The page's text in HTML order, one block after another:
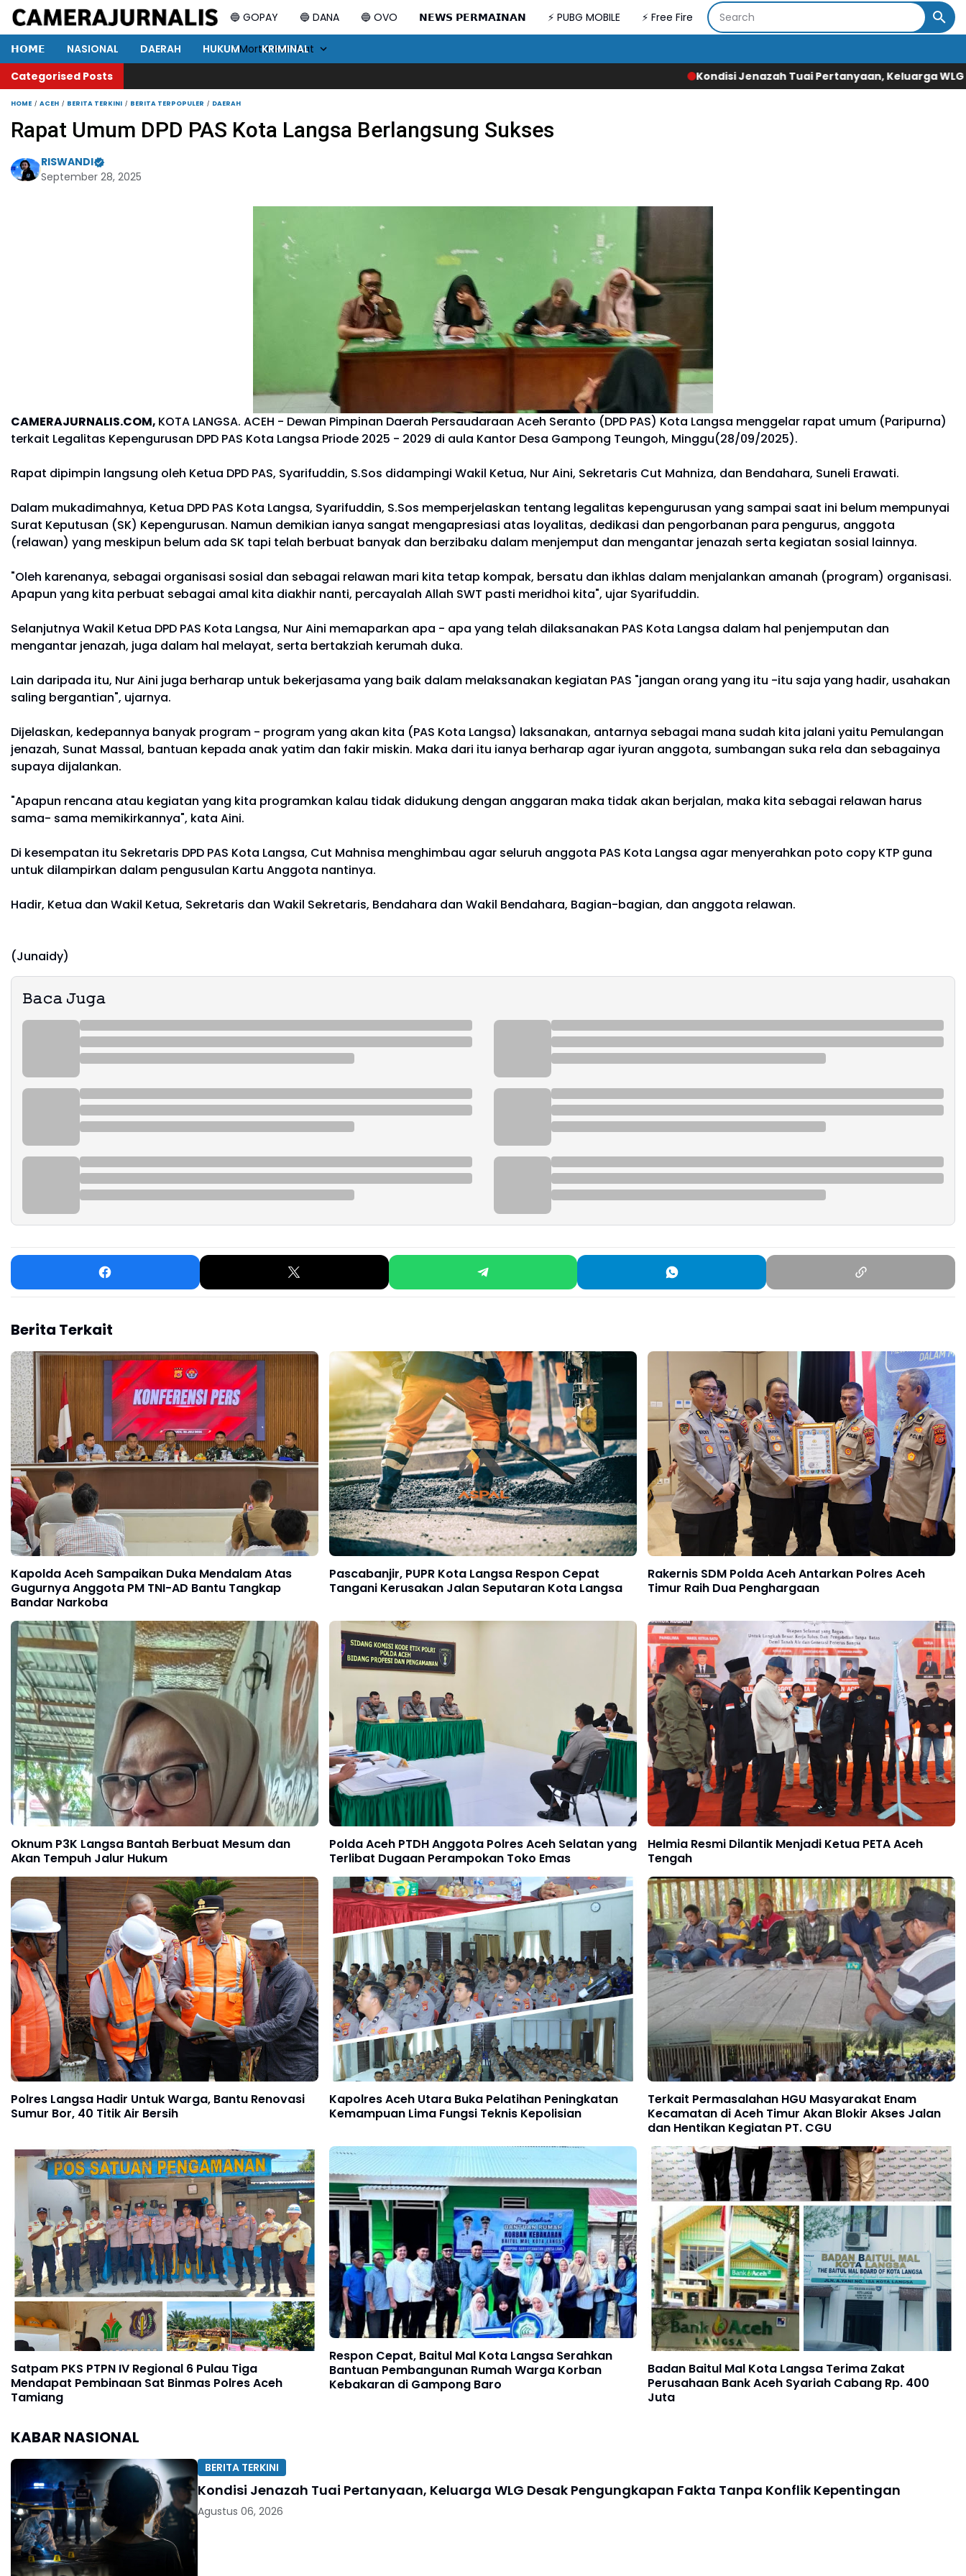
🔵 GOPAY 🔵 DANA 🔵 OVO 𝗡𝗘𝗪𝗦 𝗣𝗘𝗥𝗠𝗔𝗜𝗡𝗔𝗡 ⚡ PUBG MOBILE ⚡ Free Fire
⚡ Mortal Kombat
𝗛𝗢𝗠𝗘 NASIONAL DAERAH HUKUM
KRIMINAL
Categorised Posts
Kondisi Jenazah Tuai Pertanyaan, Keluarga WLG Desak Pengungkapan
HOME ACEH BERITA TERKINI BERITA TERPOPULER DAERAH
Rapat Umum DPD PAS Kota Langsa Berlangsung Sukses
RISWANDI
September 28, 2025
CAMERAJURNALIS.COM, KOTA LANGSA. ACEH - Dewan Pimpinan Daerah Persaudaraan Aceh Seranto (DPD PAS) Kota Langsa menggelar rapat umum (Paripurna)
terkait Legalitas Kepengurusan DPD PAS Kota Langsa Priode 2025 - 2029 di aula Kantor Desa Gampong Teungoh, Minggu(28/09/2025).
Rapat dipimpin langsung oleh Ketua DPD PAS, Syarifuddin, S.Sos didampingi Wakil Ketua, Nur Aini, Sekretaris Cut Mahniza, dan Bendahara, Suneli Erawati.
Dalam mukadimahnya, Ketua DPD PAS Kota Langsa, Syarifuddin, S.Sos memperjelaskan tentang legalitas kepengurusan yang sampai saat ini belum mempunyai
Surat Keputusan (SK) Kepengurusan. Namun demikian ianya sangat mengapresiasi atas loyalitas, dedikasi dan pengorbanan para pengurus, anggota
(relawan) yang meskipun belum ada SK tapi telah berbuat banyak dan berzibaku dalam menjemput dan mengantar jenazah serta kegiatan sosial lainnya.
"Oleh karenanya, sebagai organisasi sosial dan sebagai relawan mari kita tetap kompak, bersatu dan ikhlas dalam menjalankan amanah (program) organisasi.
Apapun yang kita perbuat sebagai amal kita diakhir nanti, percayalah Allah SWT pasti meridhoi kita", ujar Syarifuddin.
Selanjutnya Wakil Ketua DPD PAS Kota Langsa, Nur Aini memaparkan apa - apa yang telah dilaksanakan PAS Kota Langsa dalam hal penjemputan dan
mengantar jenazah, juga dalam hal melayat, serta bertakziah kerumah duka.
Lain daripada itu, Nur Aini juga berharap untuk bekerjasama yang baik dalam melaksanakan kegiatan PAS "jangan orang yang itu -itu saja yang hadir, usahakan
saling bergantian", ujarnya.
Dijelaskan, kedepannya banyak program - program yang akan kita (PAS Kota Langsa) laksanakan, antarnya sebagai mana sudah kita jalani yaitu Pemulangan
jenazah, Sunat Massal, bantuan kepada anak yatim dan fakir miskin. Maka dari itu ianya berharap agar iyuran anggota, sumbangan suka rela dan sebagainya
supaya dijalankan.
"Apapun rencana atau kegiatan yang kita programkan kalau tidak didukung dengan anggaran maka tidak akan berjalan, maka kita sebagai relawan harus
sama- sama memikirkannya", kata Aini.
Di kesempatan itu Sekretaris DPD PAS Kota Langsa, Cut Mahnisa menghimbau agar seluruh anggota PAS Kota Langsa agar menyerahkan poto copy KTP guna
untuk dilampirkan dalam pengusulan Kartu Anggota nantinya.
Hadir, Ketua dan Wakil Ketua, Sekretaris dan Wakil Sekretaris, Bendahara dan Wakil Bendahara, Bagian-bagian, dan anggota relawan.
(Junaidy)
𝙱𝚊𝚌𝚊 𝙹𝚞𝚐𝚊
Berita Terkait
Kapolda Aceh Sampaikan Duka Mendalam Atas
Gugurnya Anggota PM TNI-AD Bantu Tangkap
Bandar Narkoba
Pascabanjir, PUPR Kota Langsa Respon Cepat
Tangani Kerusakan Jalan Seputaran Kota Langsa
Rakernis SDM Polda Aceh Antarkan Polres Aceh
Timur Raih Dua Penghargaan
Oknum P3K Langsa Bantah Berbuat Mesum dan
Akan Tempuh Jalur Hukum
Polda Aceh PTDH Anggota Polres Aceh Selatan yang
Terlibat Dugaan Perampokan Toko Emas
Helmia Resmi Dilantik Menjadi Ketua PETA Aceh
Tengah
Polres Langsa Hadir Untuk Warga, Bantu Renovasi
Sumur Bor, 40 Titik Air Bersih
Kapolres Aceh Utara Buka Pelatihan Peningkatan
Kemampuan Lima Fungsi Teknis Kepolisian
Terkait Permasalahan HGU Masyarakat Enam
Kecamatan di Aceh Timur Akan Blokir Akses Jalan
dan Hentikan Kegiatan PT. CGU
Satpam PKS PTPN IV Regional 6 Pulau Tiga
Mendapat Pembinaan Sat Binmas Polres Aceh
Tamiang
Respon Cepat, Baitul Mal Kota Langsa Serahkan
Bantuan Pembangunan Rumah Warga Korban
Kebakaran di Gampong Baro
Badan Baitul Mal Kota Langsa Terima Zakat
Perusahaan Bank Aceh Syariah Cabang Rp. 400
Juta
KABAR NASIONAL
BERITA TERKINI
Kondisi Jenazah Tuai Pertanyaan, Keluarga WLG Desak Pengungkapan Fakta Tanpa Konflik Kepentingan
Agustus 06, 2026